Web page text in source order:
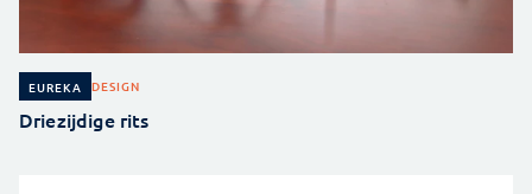
EUREKA DESIGN
Driezijdige rits